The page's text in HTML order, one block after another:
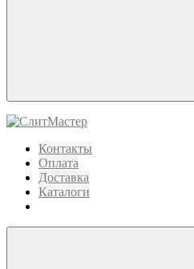
Контакты
Оплата
Доставка
Каталоги